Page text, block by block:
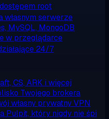
root
własnym serwerze
MySQL, MongoDB
w przeglądarce
24/7
CS, ARK i więcej
Twojego brokera
własny prywatny VPN
Pulpit, który nigdy nie śpi